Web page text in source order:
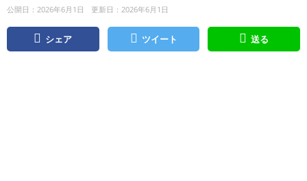
公開日：2026年6月1日 更新日：2026年6月1日
シェア ツイート 送る